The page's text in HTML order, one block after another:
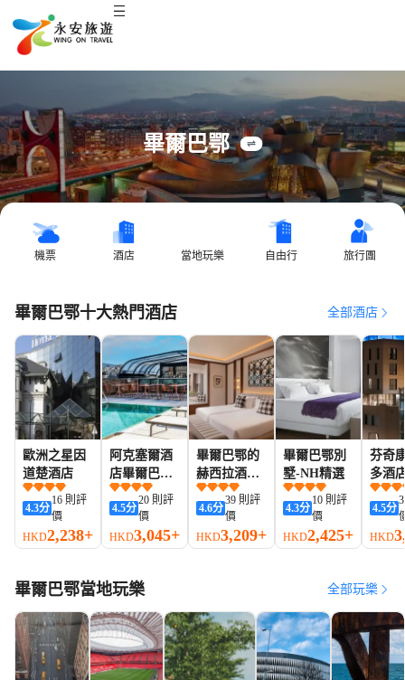
畢爾巴鄂
機票 酒店 當地玩樂 自由行 旅行團
畢爾巴鄂十大熱門酒店 全部酒店
歐洲之星因
道楚酒店
4.3分
16 則評
價
HKD2,238+
阿克塞爾酒
店畢爾巴鄂
– 限成人
4.5分
20 則評
價
HKD3,045+
畢爾巴鄂的
赫西拉酒店-
傲途格精選
酒店
4.6分
39 則評
價
HKD3,209+
畢爾巴鄂別
墅-NH精選
4.3分
10 則評
價
HKD2,425+
芬奇
多酒
4.5分
HKD
畢爾巴鄂當地玩樂 全部玩樂